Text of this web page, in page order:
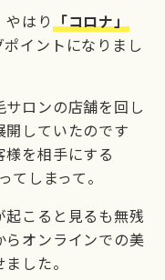
はり 「コロナ」
イントになりまし
ロンの店舗を回し
していたのです
を相手にする
しまって。
こると見るも無残
らオンラインでの美
した。